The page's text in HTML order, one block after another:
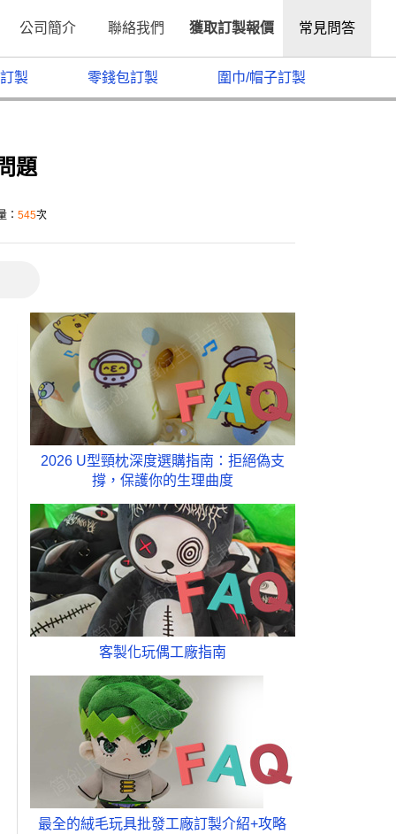
公司簡介 聯絡我們 獲取訂製報價 常見問答
製 零錢包訂製 圍巾/帽子訂製
題
： 545次
2026 U型頸枕深度選購指南：拒絕偽支
撐，保護你的生理曲度
客製化玩偶工廠指南
最全的絨毛玩具批發工廠訂製介紹+攻略